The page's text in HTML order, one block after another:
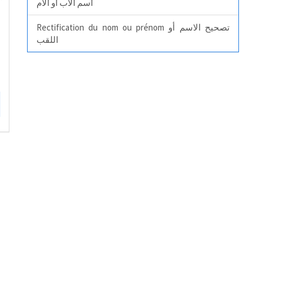
اسم الأب أو الأم
Rectification du nom ou prénom تصحيح الاسم أو
اللقب